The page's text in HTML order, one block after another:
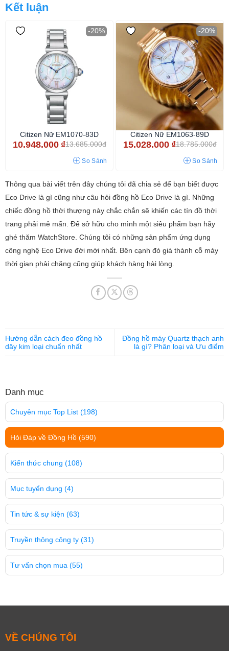
Kết luận
-20%
Citizen Nữ EM1070-83D
10.948.000 ₫13.685.000đ
So Sánh
-20%
Citizen Nữ EM1063-89D
15.028.000 ₫18.785.000đ
So Sánh
Thông qua bài viết trên đây chúng tôi đã chia sẻ để bạn biết được
Eco Drive là gì cũng như câu hỏi đồng hồ Eco Drive là gì. Những
chiếc đồng hồ thời thượng này chắc chắn sẽ khiến các tín đồ thời
trang phải mê mẩn. Để sở hữu cho mình một siêu phẩm bạn hãy
ghé thăm WatchStore. Chúng tôi có những sản phẩm ứng dụng
công nghệ Eco Drive đời mới nhất. Bên cạnh đó giá thành cỗ máy
thời gian phải chăng cũng giúp khách hàng hài lòng.
Hướng dẫn cách đeo đồng hồ
dây kim loại chuẩn nhất
Đồng hồ máy Quartz thạch anh
là gì? Phân loại và Ưu điểm
Danh mục
Chuyên mục Top List (198)
Hỏi Đáp về Đồng Hồ (590)
Kiến thức chung (108)
Mục tuyển dụng (4)
Tin tức & sự kiện (63)
Truyền thông công ty (31)
Tư vấn chọn mua (55)
VỀ CHÚNG TÔI